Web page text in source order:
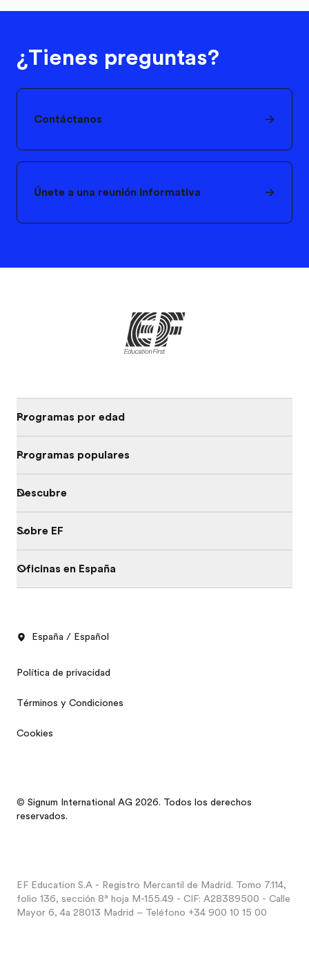
Reunión Informativa
Catálogo gratis
¿Tienes preguntas?
Contáctanos
Únete a una reunión informativa
Programas por edad
Programas populares
Descubre
Sobre EF
Oficinas en España
España / Español
Política de privacidad
Términos y Condiciones
Cookies
© Signum International AG 2026. Todos los derechos
reservados.
EF Education S.A - Registro Mercantil de Madrid. Tomo 7.114,
folio 136, sección 8ª hoja M-155.49 - CIF: A28389500 - Calle
Mayor 6, 4a 28013 Madrid – Teléfono +34 900 10 15 00